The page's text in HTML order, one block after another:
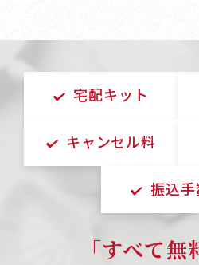
宅配キット
キャンセル料
振込
｢すべて無